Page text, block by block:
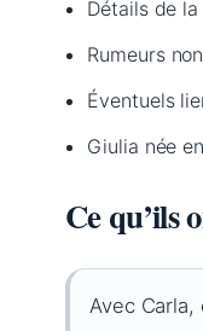
Détails de
Rumeurs
Éventuels
Giulia née
Ce qu’ils
Avec Carla,